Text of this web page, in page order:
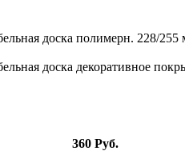
доска полимерн. 228/255
доска декоративное
360 Руб.